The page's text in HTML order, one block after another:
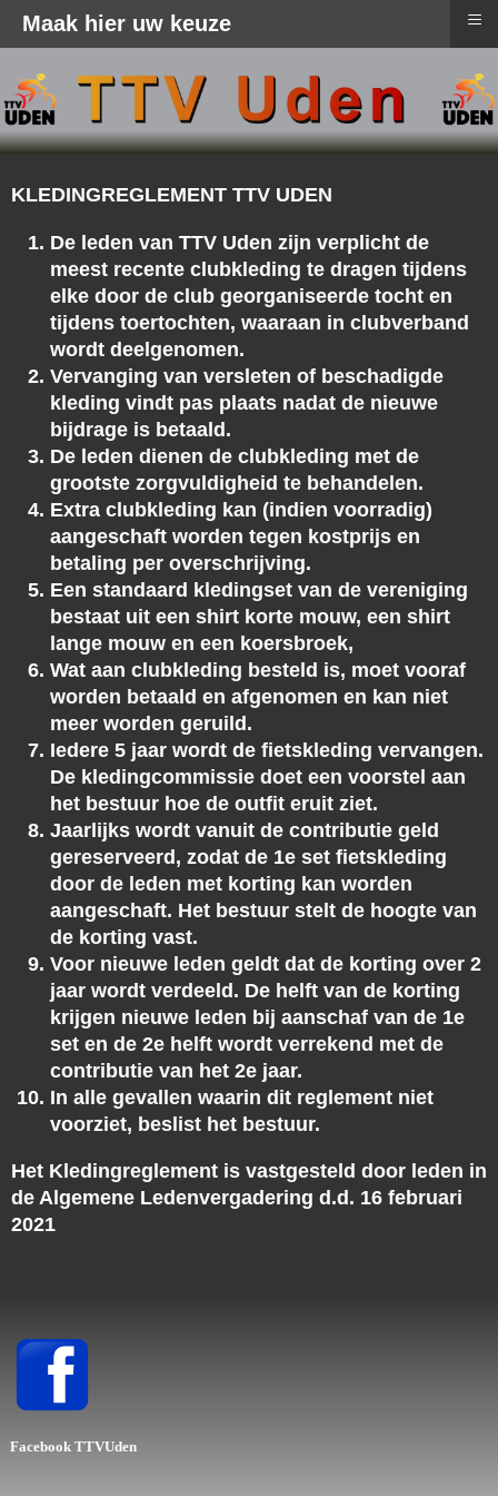
KLEDINGREGLEMENT TTV UDEN
De leden van TTV Uden zijn verplicht de
meest recente clubkleding te dragen tijdens
elke door de club georganiseerde tocht en
tijdens toertochten, waaraan in clubverband
wordt deelgenomen.
Vervanging van versleten of beschadigde
kleding vindt pas plaats nadat de nieuwe
bijdrage is betaald.
De leden dienen de clubkleding met de
grootste zorgvuldigheid te behandelen.
Extra clubkleding kan (indien voorradig)
aangeschaft worden tegen kostprijs en
betaling per overschrijving.
Een standaard kledingset van de vereniging
bestaat uit een shirt korte mouw, een shirt
lange mouw en een koersbroek,
Wat aan clubkleding besteld is, moet vooraf
worden betaald en afgenomen en kan niet
meer worden geruild.
Iedere 5 jaar wordt de fietskleding vervangen.
De kledingcommissie doet een voorstel aan
het bestuur hoe de outfit eruit ziet.
Jaarlijks wordt vanuit de contributie geld
gereserveerd, zodat de 1e set fietskleding
door de leden met korting kan worden
aangeschaft. Het bestuur stelt de hoogte van
de korting vast.
Voor nieuwe leden geldt dat de korting over 2
jaar wordt verdeeld. De helft van de korting
krijgen nieuwe leden bij aanschaf van de 1e
set en de 2e helft wordt verrekend met de
contributie van het 2e jaar.
In alle gevallen waarin dit reglement niet
voorziet, beslist het bestuur.
Het Kledingreglement is vastgesteld door leden in
de Algemene Ledenvergadering d.d. 16 februari
2021
Facebook TTVUden
Maak hier uw keuze ≡